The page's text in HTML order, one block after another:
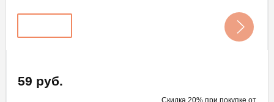
59 руб.
Скидка 20% при покупке от